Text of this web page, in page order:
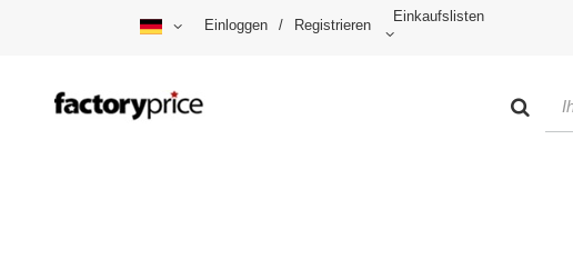
Einloggen / Registrieren
Einkaufslisten